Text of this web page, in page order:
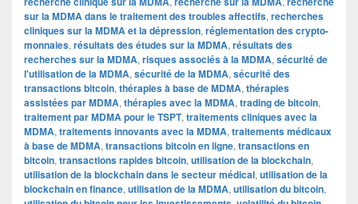
sur la MDMA dans le traitement des troubles affectifs, recherches
cliniques sur la MDMA et la dépression, réglementation des crypto-
monnaies, résultats des études sur la MDMA, résultats des
recherches sur la MDMA, risques associés à la MDMA, sécurité de
l'utilisation de la MDMA, sécurité de la MDMA, sécurité des
transactions bitcoin, thérapies à base de MDMA, thérapies
assistées par MDMA, thérapies avec la MDMA, trading de bitcoin,
traitement par MDMA pour le TSPT, traitements cliniques avec la
MDMA, traitements innovants avec la MDMA, traitements médicaux
à base de MDMA, transactions bitcoin en ligne, transactions en
bitcoin, transactions rapides bitcoin, utilisation de la blockchain,
utilisation de la blockchain dans le secteur médical, utilisation de la
blockchain en finance, utilisation de la MDMA, utilisation du bitcoin,